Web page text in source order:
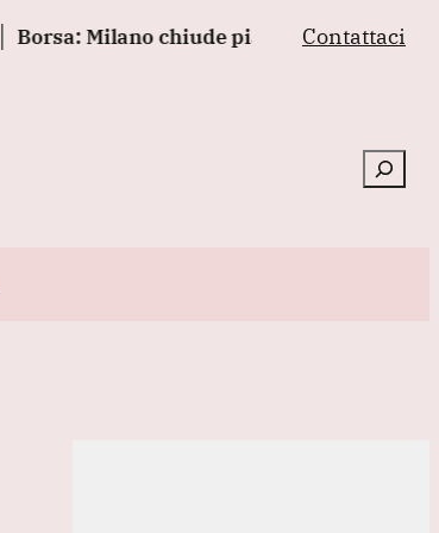
Milano chiude piatta a +0,06%, in luce
Contattaci
Cerca